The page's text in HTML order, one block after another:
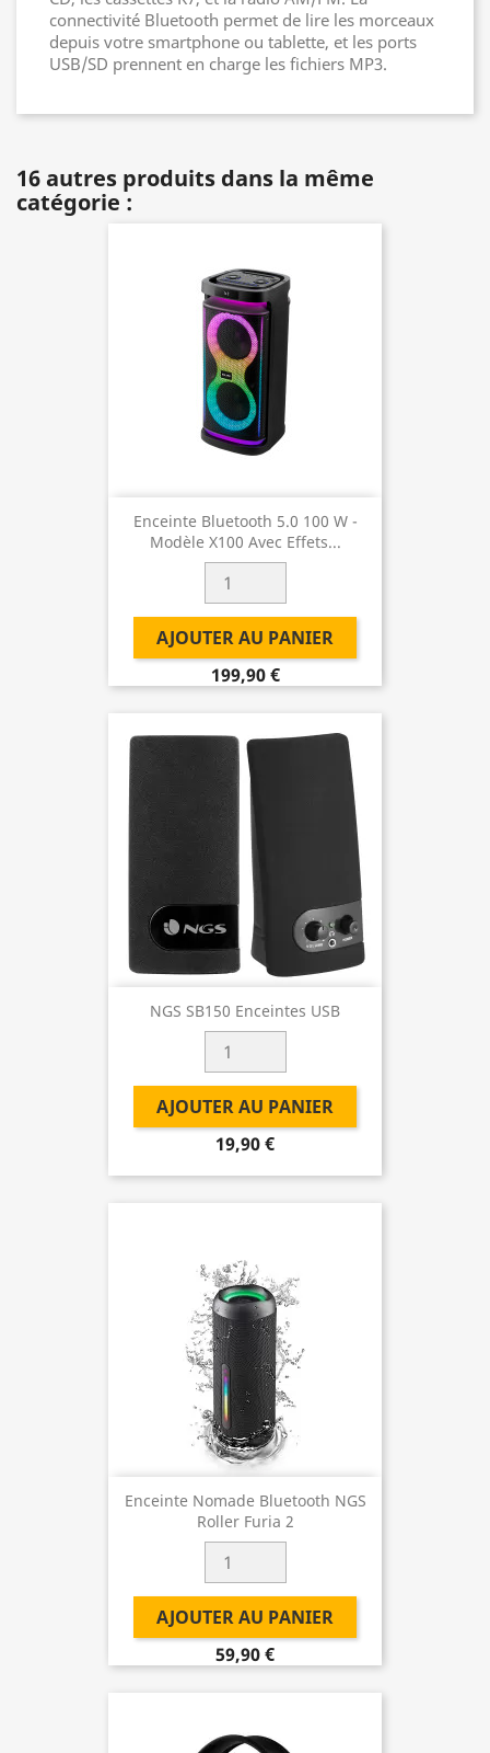
connectivité Bluetooth permet de lire les morceaux
depuis votre smartphone ou tablette, et les ports
USB/SD prennent en charge les fichiers MP3.
16 autres produits dans la même
catégorie :
Enceinte Bluetooth 5.0 100 W -
Modèle X100 Avec Effets...
AJOUTER AU PANIER
199,90 €
NGS SB150 Enceintes USB
AJOUTER AU PANIER
19,90 €
Enceinte Nomade Bluetooth NGS
Roller Furia 2
AJOUTER AU PANIER
59,90 €